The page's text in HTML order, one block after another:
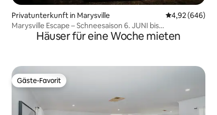
Privatunterkunft in Marysville
4,92 (646)
Marysville Escape – Schneesaison 6. JUNI bis
6. SEPTEMBER 2026
Häuser für eine Woche mieten
Gäste-Favorit
Gäste-Favorit